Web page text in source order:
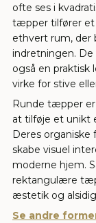
ofte ses i
tæpper tilfører et
ethvert rum, der
indretningen.
også en praktisk
virke for stive
Runde tæpper
at tilføje et unikt
Deres organiske
skabe visuel
moderne hjem.
rektangulære
æstetik og
Se andre